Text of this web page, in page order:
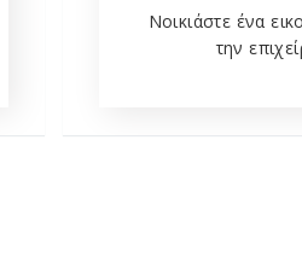
Νοικιάστε ένα
την